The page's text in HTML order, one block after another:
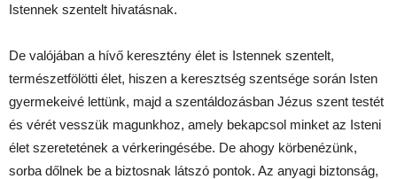
Istennek szentelt hivatásnak.
De valójában a hívő keresztény élet is Istennek szentelt,
természetfölötti élet, hiszen a keresztség szentsége során Isten
gyermekeivé lettünk, majd a szentáldozásban Jézus szent testét
és vérét vesszük magunkhoz, amely bekapcsol minket az Isteni
élet szeretetének a vérkeringésébe. De ahogy körbenézünk,
sorba dőlnek be a biztosnak látszó pontok. Az anyagi biztonság,